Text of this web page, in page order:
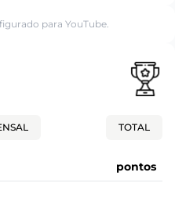
para YouTube.
TOTAL
pontos